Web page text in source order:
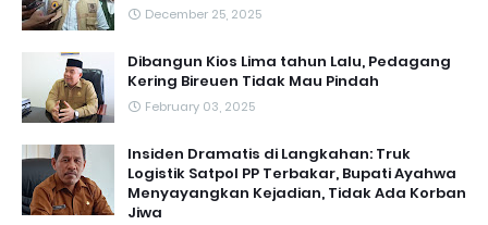
December 25, 2025
Dibangun Kios Lima tahun Lalu, Pedagang
Kering Bireuen Tidak Mau Pindah
February 03, 2025
Insiden Dramatis di Langkahan: Truk
Logistik Satpol PP Terbakar, Bupati Ayahwa
Menyayangkan Kejadian, Tidak Ada Korban
Jiwa